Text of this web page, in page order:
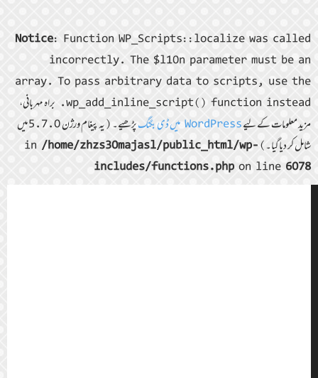
Notice: Function WP_Scripts::localize was called
incorrectly. The $l10n parameter must be an
array. To pass arbitrary data to scripts, use the
wp_add_inline_script() function instead. براہ مہربانی،
مزید معلومات کے لیےWordPress میں ڈی بگنگ
پڑھیے۔ (یہ پیغام ورژن 5.7.0 میں
شامل کر دیا گیا۔) in/home/zhzs30majasl/public_html/wp-
includes/functions.php on line 6078